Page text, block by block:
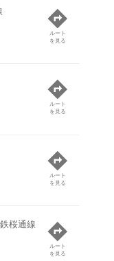
ルート
を見る
ルート
を見る
ルート
を見る
桜通線
ルート
を見る